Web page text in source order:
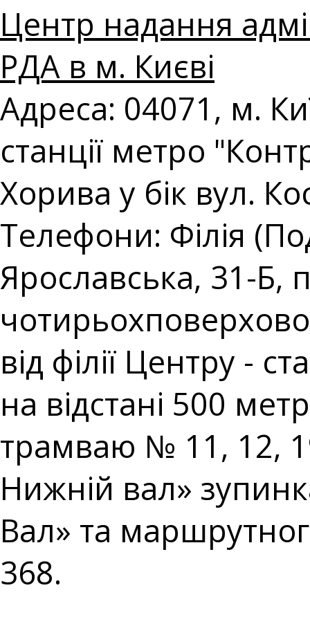
Центр надання
РДА в м. Києві
Адреса: 04071, м.
станції метро
Хорива у бік вул.
Телефони: Філія
Ярославська, 31-Б,
від філії Центру -
на відстані 500
трамваю № 11, 12,
Нижній вал»
Вал» та